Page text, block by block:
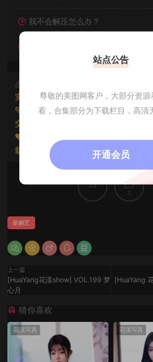
我不会解压怎么办？
本文资源仅供个人参考学习，请勿
实将封禁账号权限！
💚本文资源均来源网友分享，若侵犯了
交工单处理。
🧡原文链接：
载请注明出处。
0
柴婉艺
上一篇
[HuaYang花漾show] VOL.199 梦
心月
[HuaYang
猜你喜欢
花漾写真 花漾写真
站点公告
尊敬的美图网客户，大部分资源
看，合集部分为下载栏目，高清
开通会员